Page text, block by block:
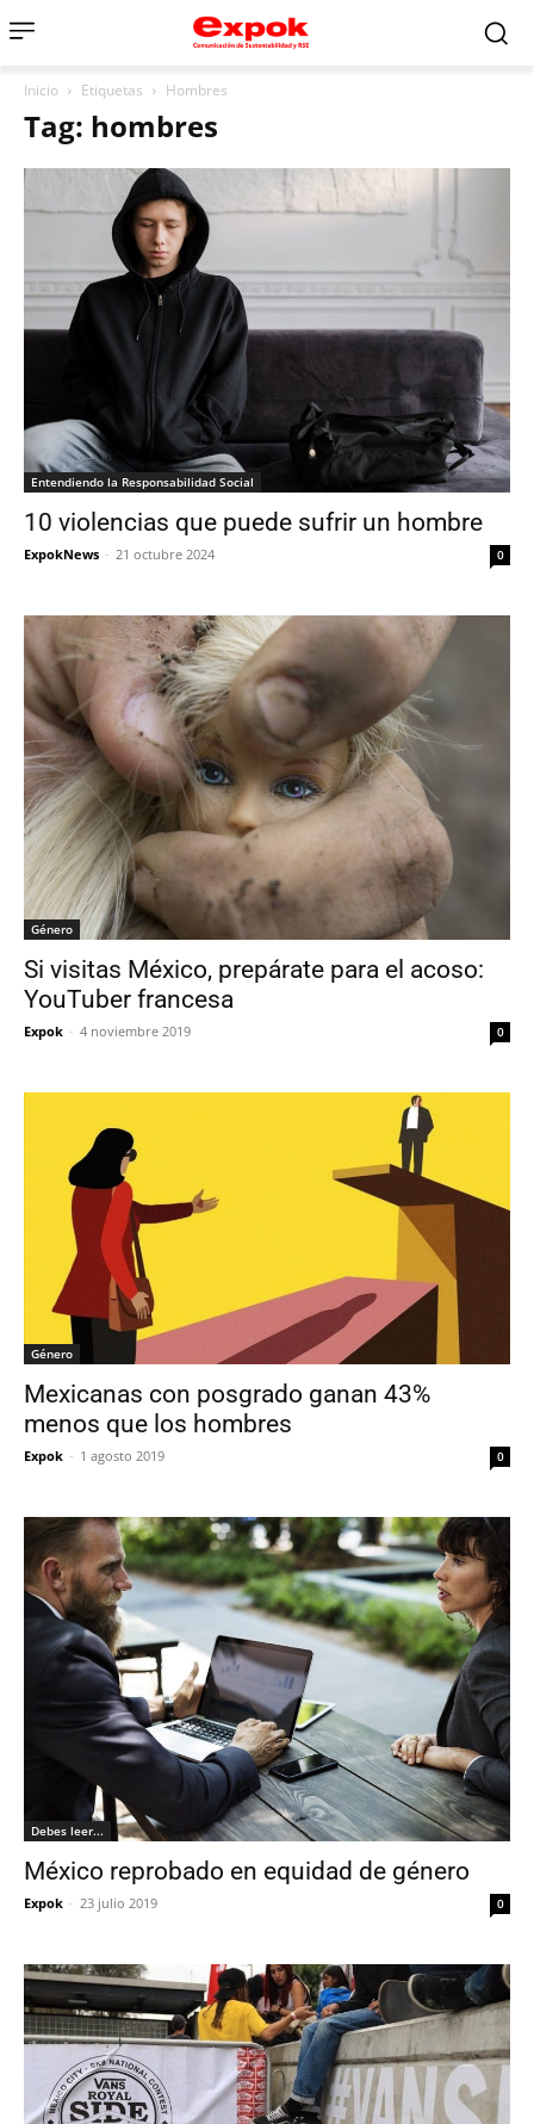
Inicio Etiquetas Hombres
Tag: hombres
Entendiendo la Responsabilidad Social
10 violencias que puede sufrir un hombre
ExpokNews - 21 octubre 2024 0
Género
Si visitas México, prepárate para el acoso:
YouTuber francesa
Expok - 4 noviembre 2019 0
Género
Mexicanas con posgrado ganan 43%
menos que los hombres
Expok - 1 agosto 2019 0
Debes leer...
México reprobado en equidad de género
Expok - 23 julio 2019 0